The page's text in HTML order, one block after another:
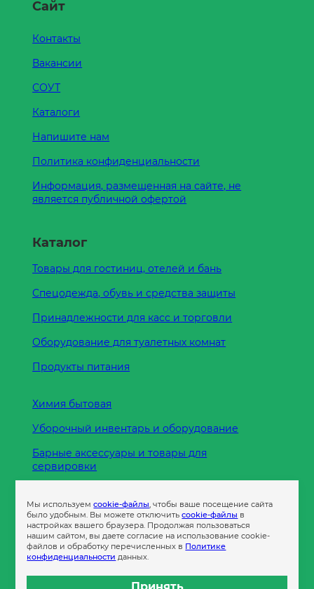
Сайт
Контакты
Вакансии
СОУТ
Каталоги
Напишите нам
Политика конфиденциальности
Информация, размещенная на сайте, не
является публичной офертой
Каталог
Товары для гостиниц, отелей и бань
Спецодежда, обувь и средства защиты
Принадлежности для касс и торговли
Оборудование для туалетных комнат
Продукты питания
Химия бытовая
Уборочный инвентарь и оборудование
Барные аксессуары и товары для
сервировки
Пленка
Пакеты и сумки
Контейнеры
Мы используемcookie-файлы, чтобы ваше посещение сайта
было удобным. Вы можете отключитьcookie-файлы в
настройках вашего браузера. Продолжая пользоваться
нашим сайтом, вы даете согласие на использование cookie-
файлов и обработку перечисленных в Политике
конфиденциальности данных.